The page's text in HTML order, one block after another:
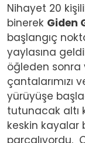
Nihayet 20
binerek Giden
başlangıç
yaylasına
öğleden sonra
çantalarımızı
yürüyüşe
tutunacak altı
keskin kayalar
parçalıyordu.